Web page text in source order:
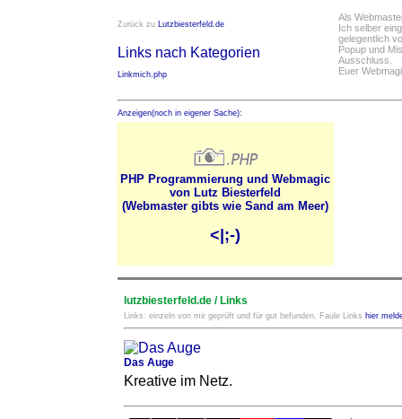
Zurück zu Lutzbiesterfeld.de
Links nach Kategorien
Linkmich.php
Als
Ich selber
gelegentlich
Popup und
Ausschluss.
Euer
Anzeigen(noch in eigener Sache):
PHP Programmierung und Webmagic
von Lutz Biesterfeld
(Webmaster gibts wie Sand am Meer)
<|;-)
lutzbiesterfeld.de / Links
Links: einzeln von mir geprüft und für gut befunden. Faule Links hier
Das Auge
Kreative im Netz.